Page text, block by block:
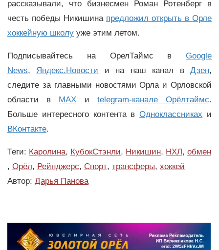
рассказывали, что бизнесмен Роман Ротенберг в
честь победы Никишина предложил открыть в Орле
хоккейную школу уже этим летом.
Подписывайтесь на ОрелТаймс в Google
News, Яндекс.Новости и на наш канал вДзен,
следите за главными новостями Орла и Орловской
области в MAX и telegram-канале Орёлтаймс.
Больше интересного контента вОдноклассниках и
ВКонтакте.
Теги: Каролина, КубокСтэнли, Никишин, НХЛ, обмен
, Орёл, Рейнджерс, Спорт, трансферы, хоккей
Автор: Дарья Панова